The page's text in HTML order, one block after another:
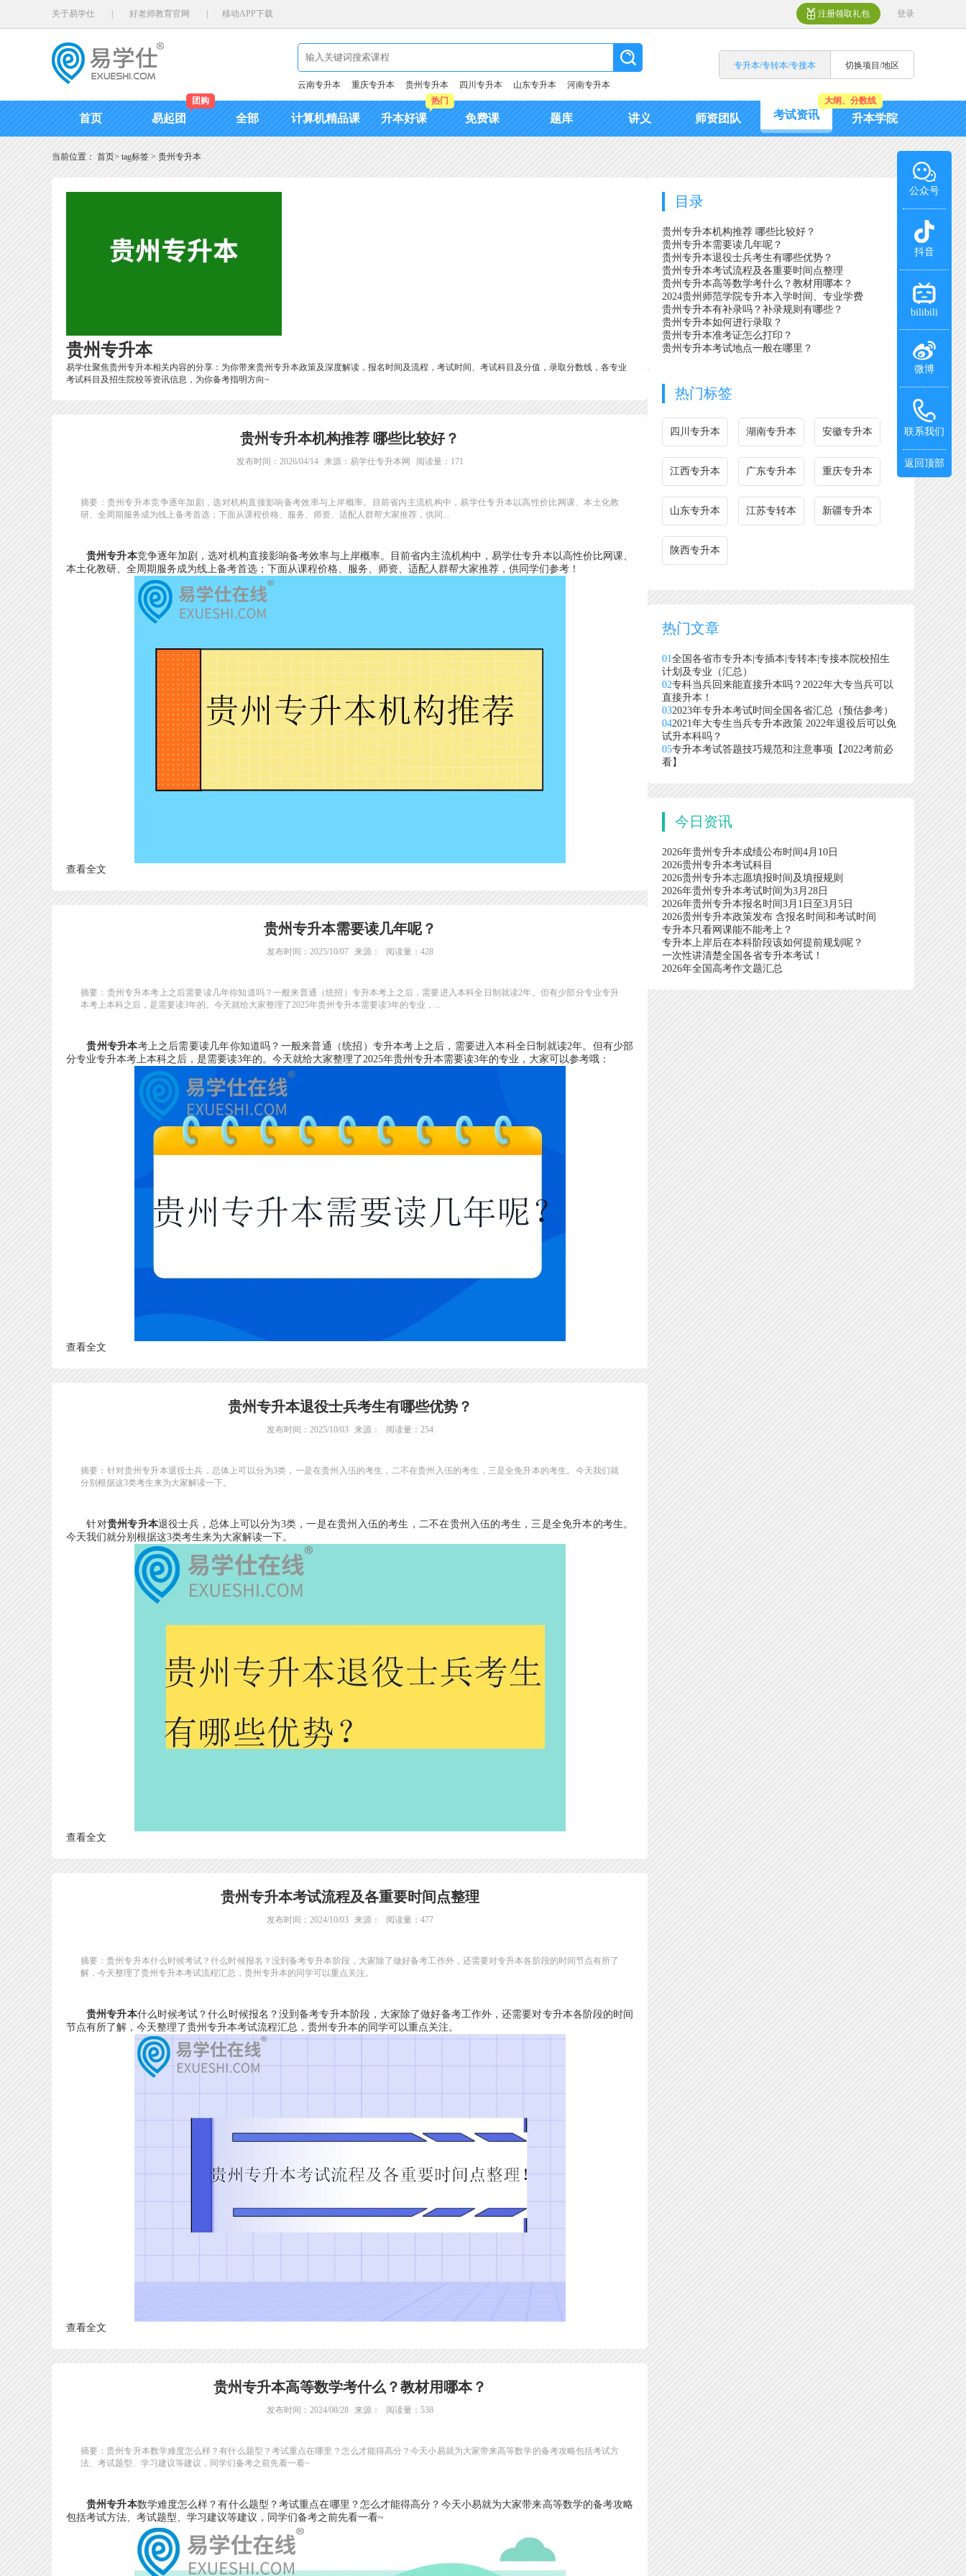
关于易学仕 好老师教育官网 移动APP下载 注册领取礼包 登录
云南专升本 重庆专升本 贵州专升本 四川专升本 山东专升本 河南专升本
专升本/专转本/专接本 切换项目/地区
首页 易起团
团购
全部 计算机精品课 升本好课
热门
免费课 题库 讲义 师资团队 考试资讯
大纲、分数线
升本学院
当前位置： 首页> tag标签 > 贵州专升本
贵州专升本
易学仕聚焦贵州专升本相关内容的分享：为你带来贵州专升本政策及深度解读，报名时间及流程，考试时间、考试科目及分值，录取分数线，各专业
考试科目及招生院校等资讯信息，为你备考指明方向~
贵州专升本机构推荐 哪些比较好？
发布时间：2026/04/14 来源：易学仕专升本网 阅读量：171
摘要：贵州专升本竞争逐年加剧，选对机构直接影响备考效率与上岸概率。目前省内主流机构中，易学仕专升本以高性价比网课、本土化教
研、全周期服务成为线上备考首选；下面从课程价格、服务、师资、适配人群帮大家推荐，供同...
贵州专升本竞争逐年加剧，选对机构直接影响备考效率与上岸概率。目前省内主流机构中，易学仕专升本以高性价比网课、
本土化教研、全周期服务成为线上备考首选；下面从课程价格、服务、师资、适配人群帮大家推荐，供同学们参考！
查看全文
贵州专升本需要读几年呢？
发布时间：2025/10/07 来源： 阅读量：428
摘要：贵州专升本考上之后需要读几年你知道吗？一般来普通（统招）专升本考上之后，需要进入本科全日制就读2年。但有少部分专业专升
本考上本科之后，是需要读3年的。今天就给大家整理了2025年贵州专升本需要读3年的专业，...
贵州专升本考上之后需要读几年你知道吗？一般来普通（统招）专升本考上之后，需要进入本科全日制就读2年。但有少部
分专业专升本考上本科之后，是需要读3年的。今天就给大家整理了2025年贵州专升本需要读3年的专业，大家可以参考哦：
查看全文
贵州专升本退役士兵考生有哪些优势？
发布时间：2025/10/03 来源： 阅读量：254
摘要：针对贵州专升本退役士兵，总体上可以分为3类，一是在贵州入伍的考生，二不在贵州入伍的考生，三是全免升本的考生。今天我们就
分别根据这3类考生来为大家解读一下。
针对贵州专升本退役士兵，总体上可以分为3类，一是在贵州入伍的考生，二不在贵州入伍的考生，三是全免升本的考生。
今天我们就分别根据这3类考生来为大家解读一下。
查看全文
贵州专升本考试流程及各重要时间点整理
发布时间：2024/10/03 来源： 阅读量：477
摘要：贵州专升本什么时候考试？什么时候报名？没到备考专升本阶段，大家除了做好备考工作外，还需要对专升本各阶段的时间节点有所了
解，今天整理了贵州专升本考试流程汇总，贵州专升本的同学可以重点关注。
贵州专升本什么时候考试？什么时候报名？没到备考专升本阶段，大家除了做好备考工作外，还需要对专升本各阶段的时间
节点有所了解，今天整理了贵州专升本考试流程汇总，贵州专升本的同学可以重点关注。
查看全文
贵州专升本高等数学考什么？教材用哪本？
发布时间：2024/08/28 来源： 阅读量：538
摘要：贵州专升本数学难度怎么样？有什么题型？考试重点在哪里？怎么才能得高分？今天小易就为大家带来高等数学的备考攻略包括考试方
法、考试题型、学习建议等建议，同学们备考之前先看一看~
贵州专升本数学难度怎么样？有什么题型？考试重点在哪里？怎么才能得高分？今天小易就为大家带来高等数学的备考攻略
包括考试方法、考试题型、学习建议等建议，同学们备考之前先看一看~
目录
贵州专升本机构推荐 哪些比较好？
贵州专升本需要读几年呢？
贵州专升本退役士兵考生有哪些优势？
贵州专升本考试流程及各重要时间点整理
贵州专升本高等数学考什么？教材用哪本？
2024贵州师范学院专升本入学时间、专业学费
贵州专升本有补录吗？补录规则有哪些？
贵州专升本如何进行录取？
贵州专升本准考证怎么打印？
贵州专升本考试地点一般在哪里？
热门标签
四川专升本 湖南专升本 安徽专升本
江西专升本 广东专升本 重庆专升本
山东专升本 江苏专转本 新疆专升本
陕西专升本
热门文章
01全国各省市专升本|专插本|专转本|专接本院校招生
计划及专业（汇总）
02专科当兵回来能直接升本吗？2022年大专当兵可以
直接升本！
032023年专升本考试时间全国各省汇总（预估参考）
042021年大专生当兵专升本政策 2022年退役后可以免
试升本科吗？
05专升本考试答题技巧规范和注意事项【2022考前必
看】
今日资讯
2026年贵州专升本成绩公布时间4月10日
2026贵州专升本考试科目
2026贵州专升本志愿填报时间及填报规则
2026年贵州专升本考试时间为3月28日
2026年贵州专升本报名时间3月1日至3月5日
2026贵州专升本政策发布 含报名时间和考试时间
专升本只看网课能不能考上？
专升本上岸后在本科阶段该如何提前规划呢？
一次性讲清楚全国各省专升本考试！
2026年全国高考作文题汇总
公众号
抖音
bilibili
微博
联系我们
返回顶部